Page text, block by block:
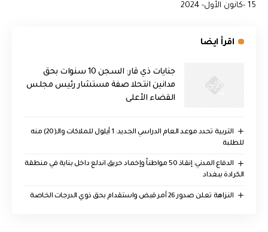
15 -كانون الأول- 2024
اقرأ ايضا
جنايات ذي قار: السجن 10 سنوات بحق
مدانين انتحلا صفة مستشار رئيس مجلس
القضاء الأعلى
التربية تحدد موعد العام الدراسي الجديد: 1 أيلول للملاكات والـ(20) منه
للطلبة
الدفاع المدني: إنقاذ 50 مواطناً وإخماد حريق اندلع داخل بناية في منطقة
الكرادة ببغداد
النزاهة تعلن صدور 26 أمر قبض واستقدام بحق ذوي الدرجات الخاصة